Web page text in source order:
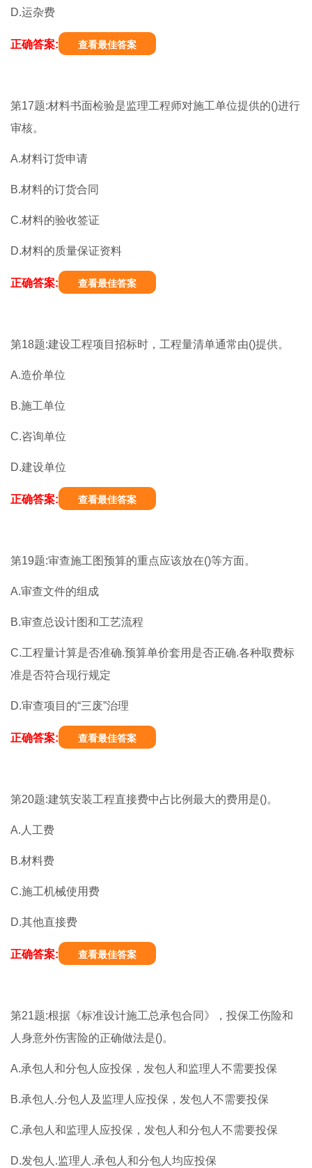
D.运杂费
正确答案: 查看最佳答案
第17题:材料书面检验是监理工程师对施工单位提供的()进行
审核。
A.材料订货申请
B.材料的订货合同
C.材料的验收签证
D.材料的质量保证资料
正确答案: 查看最佳答案
第18题:建设工程项目招标时，工程量清单通常由()提供。
A.造价单位
B.施工单位
C.咨询单位
D.建设单位
正确答案: 查看最佳答案
第19题:审查施工图预算的重点应该放在()等方面。
A.审查文件的组成
B.审查总设计图和工艺流程
C.工程量计算是否准确.预算单价套用是否正确.各种取费标
准是否符合现行规定
D.审查项目的“三废”治理
正确答案: 查看最佳答案
第20题:建筑安装工程直接费中占比例最大的费用是()。
A.人工费
B.材料费
C.施工机械使用费
D.其他直接费
正确答案: 查看最佳答案
第21题:根据《标准设计施工总承包合同》，投保工伤险和
人身意外伤害险的正确做法是()。
A.承包人和分包人应投保，发包人和监理人不需要投保
B.承包人.分包人及监理人应投保，发包人不需要投保
C.承包人和监理人应投保，发包人和分包人不需要投保
D.发包人.监理人.承包人和分包人均应投保